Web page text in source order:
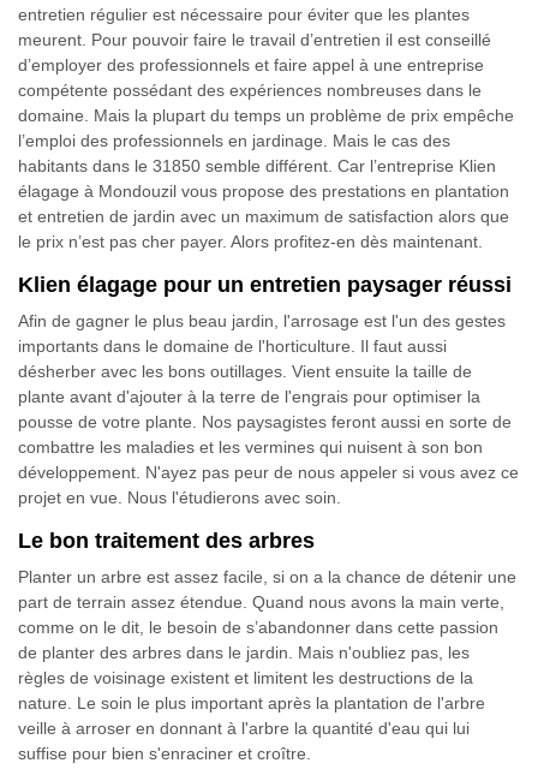
entretien régulier est nécessaire pour éviter que les plantes
meurent. Pour pouvoir faire le travail d’entretien il est conseillé
d’employer des professionnels et faire appel à une entreprise
compétente possédant des expériences nombreuses dans le
domaine. Mais la plupart du temps un problème de prix empêche
l’emploi des professionnels en jardinage. Mais le cas des
habitants dans le 31850 semble différent. Car l’entreprise Klien
élagage à Mondouzil vous propose des prestations en plantation
et entretien de jardin avec un maximum de satisfaction alors que
le prix n’est pas cher payer. Alors profitez-en dès maintenant.
Klien élagage pour un entretien paysager réussi
Afin de gagner le plus beau jardin, l'arrosage est l'un des gestes
importants dans le domaine de l'horticulture. Il faut aussi
désherber avec les bons outillages. Vient ensuite la taille de
plante avant d'ajouter à la terre de l'engrais pour optimiser la
pousse de votre plante. Nos paysagistes feront aussi en sorte de
combattre les maladies et les vermines qui nuisent à son bon
développement. N'ayez pas peur de nous appeler si vous avez ce
projet en vue. Nous l'étudierons avec soin.
Le bon traitement des arbres
Planter un arbre est assez facile, si on a la chance de détenir une
part de terrain assez étendue. Quand nous avons la main verte,
comme on le dit, le besoin de s’abandonner dans cette passion
de planter des arbres dans le jardin. Mais n'oubliez pas, les
règles de voisinage existent et limitent les destructions de la
nature. Le soin le plus important après la plantation de l'arbre
veille à arroser en donnant à l'arbre la quantité d'eau qui lui
suffise pour bien s'enraciner et croître.